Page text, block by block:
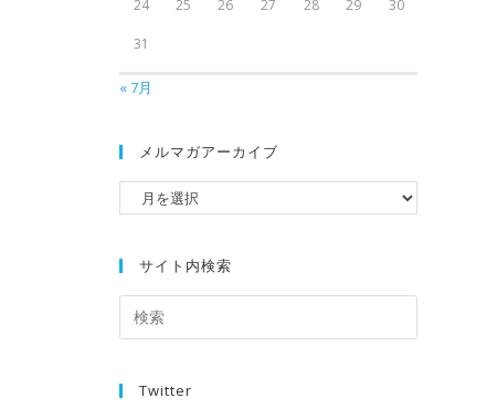
24 25 26 27 28 29 30
31
« 7月
メルマガアーカイブ
サイト内検索
Twitter